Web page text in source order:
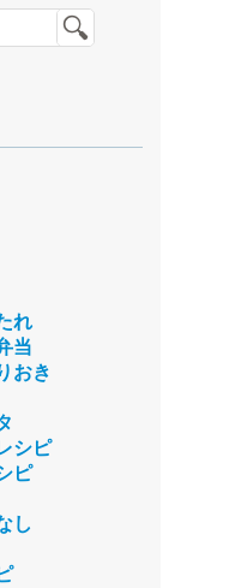
れ
当
おき
シピ
ピ
し